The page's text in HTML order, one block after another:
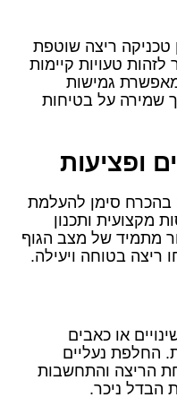
טכניקה ריצה שוטפת
טעויות קיימות
גמישות
שמירה על בטיחות
ופציעות
בהכרח סימן להעלמת
מקצועית ותכנון
מתמיד של מצב הגוף
ריצה בטוחה ויעילה.
או כאבים
החלפת נעליים
הריצה והתחשבות
הבדל ניכר.